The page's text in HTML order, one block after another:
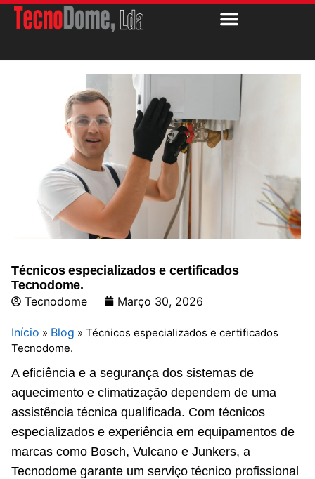
Técnicos especializados e certificados
Tecnodome.
Tecnodome
Março 30, 2026
Início » Blog » Técnicos especializados e certificados
Tecnodome.
A eficiência e a segurança dos sistemas de
aquecimento e climatização dependem de uma
assistência técnica qualificada. Com técnicos
especializados e experiência em equipamentos de
marcas como Bosch, Vulcano e Junkers, a
Tecnodome garante um serviço técnico profissional